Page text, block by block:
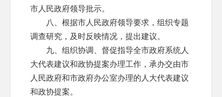
市人民政府领导批示。
八、根据市人民政府领导要求，组织专题
调查研究，及时反映情况，提出建议。
九、组织协调、督促指导全市政府系统人
大代表建议和政协提案办理工作，承办交由市
人民政府和市政府办公室办理的人大代表建议
和政协提案。